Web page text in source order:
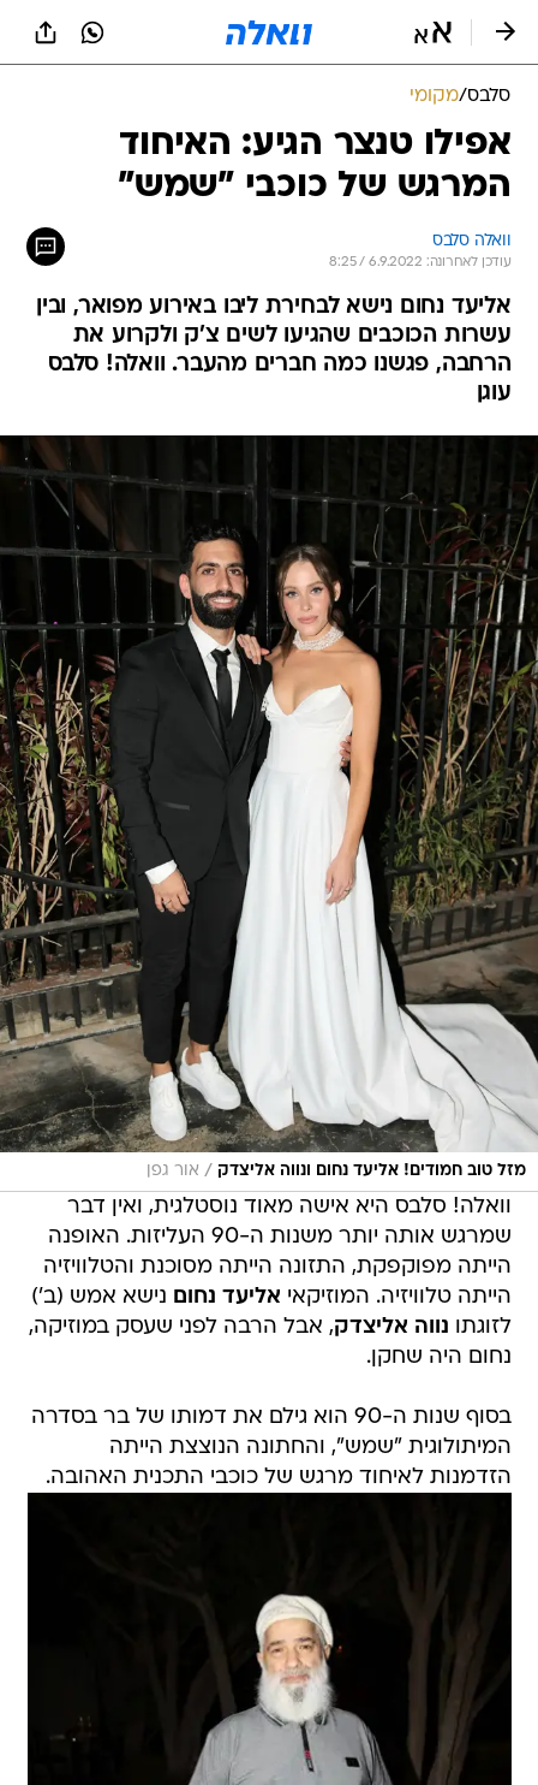
סלבס/מקומי
אפילו טנצר הגיע: האיחוד
המרגש של כוכבי "שמש"
וואלה סלבס
עודכן לאחרונה: 6.9.2022 / 8:25
אליעד נחום נישא לבחירת ליבו באירוע מפואר, ובין
עשרות הכוכבים שהגיעו לשים צ'ק ולקרוע את
הרחבה, פגשנו כמה חברים מהעבר. וואלה! סלבס
עוגן
מזל טוב חמודים! אליעד נחום ונווה אליצדק / אור גפן
וואלה! סלבס היא אישה מאוד נוסטלגית, ואין דבר
שמרגש אותה יותר משנות ה-90 העליזות. האופנה
הייתה מפוקפקת, התזונה הייתה מסוכנת והטלוויזיה
הייתה טלוויזיה. המוזיקאי אליעד נחום נישא אמש (ב')
לזוגתו נווה אליצדק, אבל הרבה לפני שעסק במוזיקה,
נחום היה שחקן.
בסוף שנות ה-90 הוא גילם את דמותו של בר בסדרה
המיתולוגית "שמש", והחתונה הנוצצת הייתה
הזדמנות לאיחוד מרגש של כוכבי התכנית האהובה.